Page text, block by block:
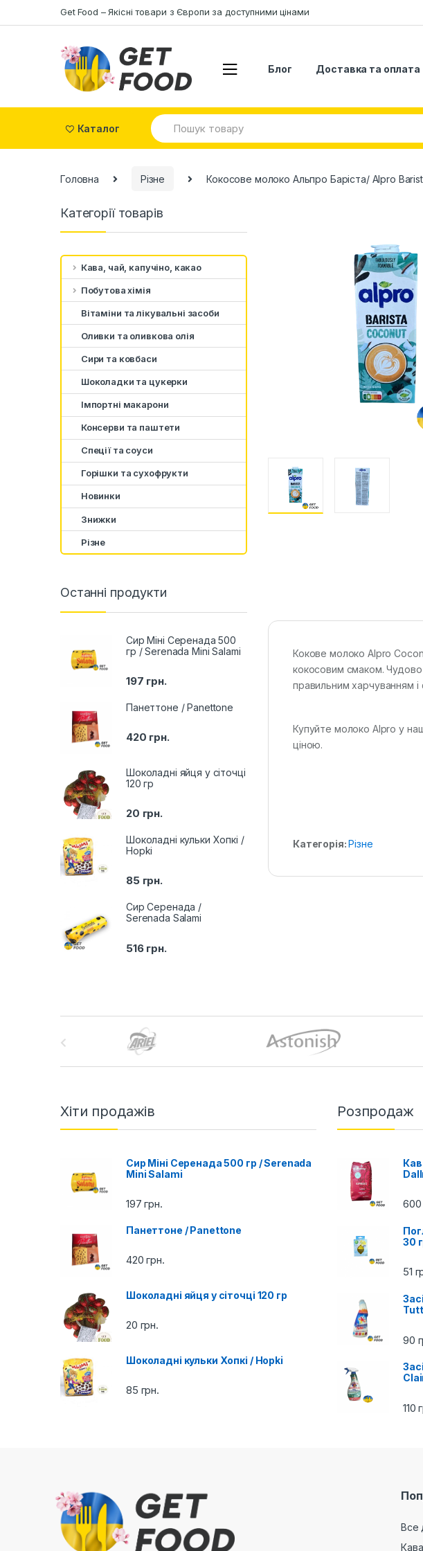
Skip to navigation
Skip to contentGet Food – Якісні товари з Європи за доступними цінами
Блог Доставка та оплата
Каталог
S
e
h
o
r
:
Головна Різне Кокосове молоко Альпро Баріста/ Alpro
Кокове молоко Alpro
кокосовим смаком. Чудово
правильним харчуванням і
Купуйте молоко Alpro у
ціною.
Категорія: Різне
Категорії товарів
Кава, чай, капучіно, какао
Побутова хімія
Вітаміни та лікувальні засоби
Оливки та оливкова олія
Сири та ковбаси
Шоколадки та цукерки
Імпортні макарони
Консерви та паштети
Спеції та соуси
Горішки та сухофрукти
Новинки
Знижки
Різне
Останні продукти
Сир Міні Серенада 500
гр / Serenada Mini Salami
197 грн.
Панеттоне / Panettone
420 грн.
Шоколадні яйця у сіточці
120 гр
20 грн.
Шоколадні кульки Хопкі /
Hopki
85 грн.
Сир Серенада /
Serenada Salami
516 грн.
Хіти продажів
Сир Міні Серенада 500 гр / Serenada
Mini Salami
197грн.
Панеттоне / Panettone
420грн.
Шоколадні яйця у сіточці 120 гр
20 грн.
Шоколадні кульки Хопкі / Hopki
85 грн.
Розпродаж
30
51
90
110
Все